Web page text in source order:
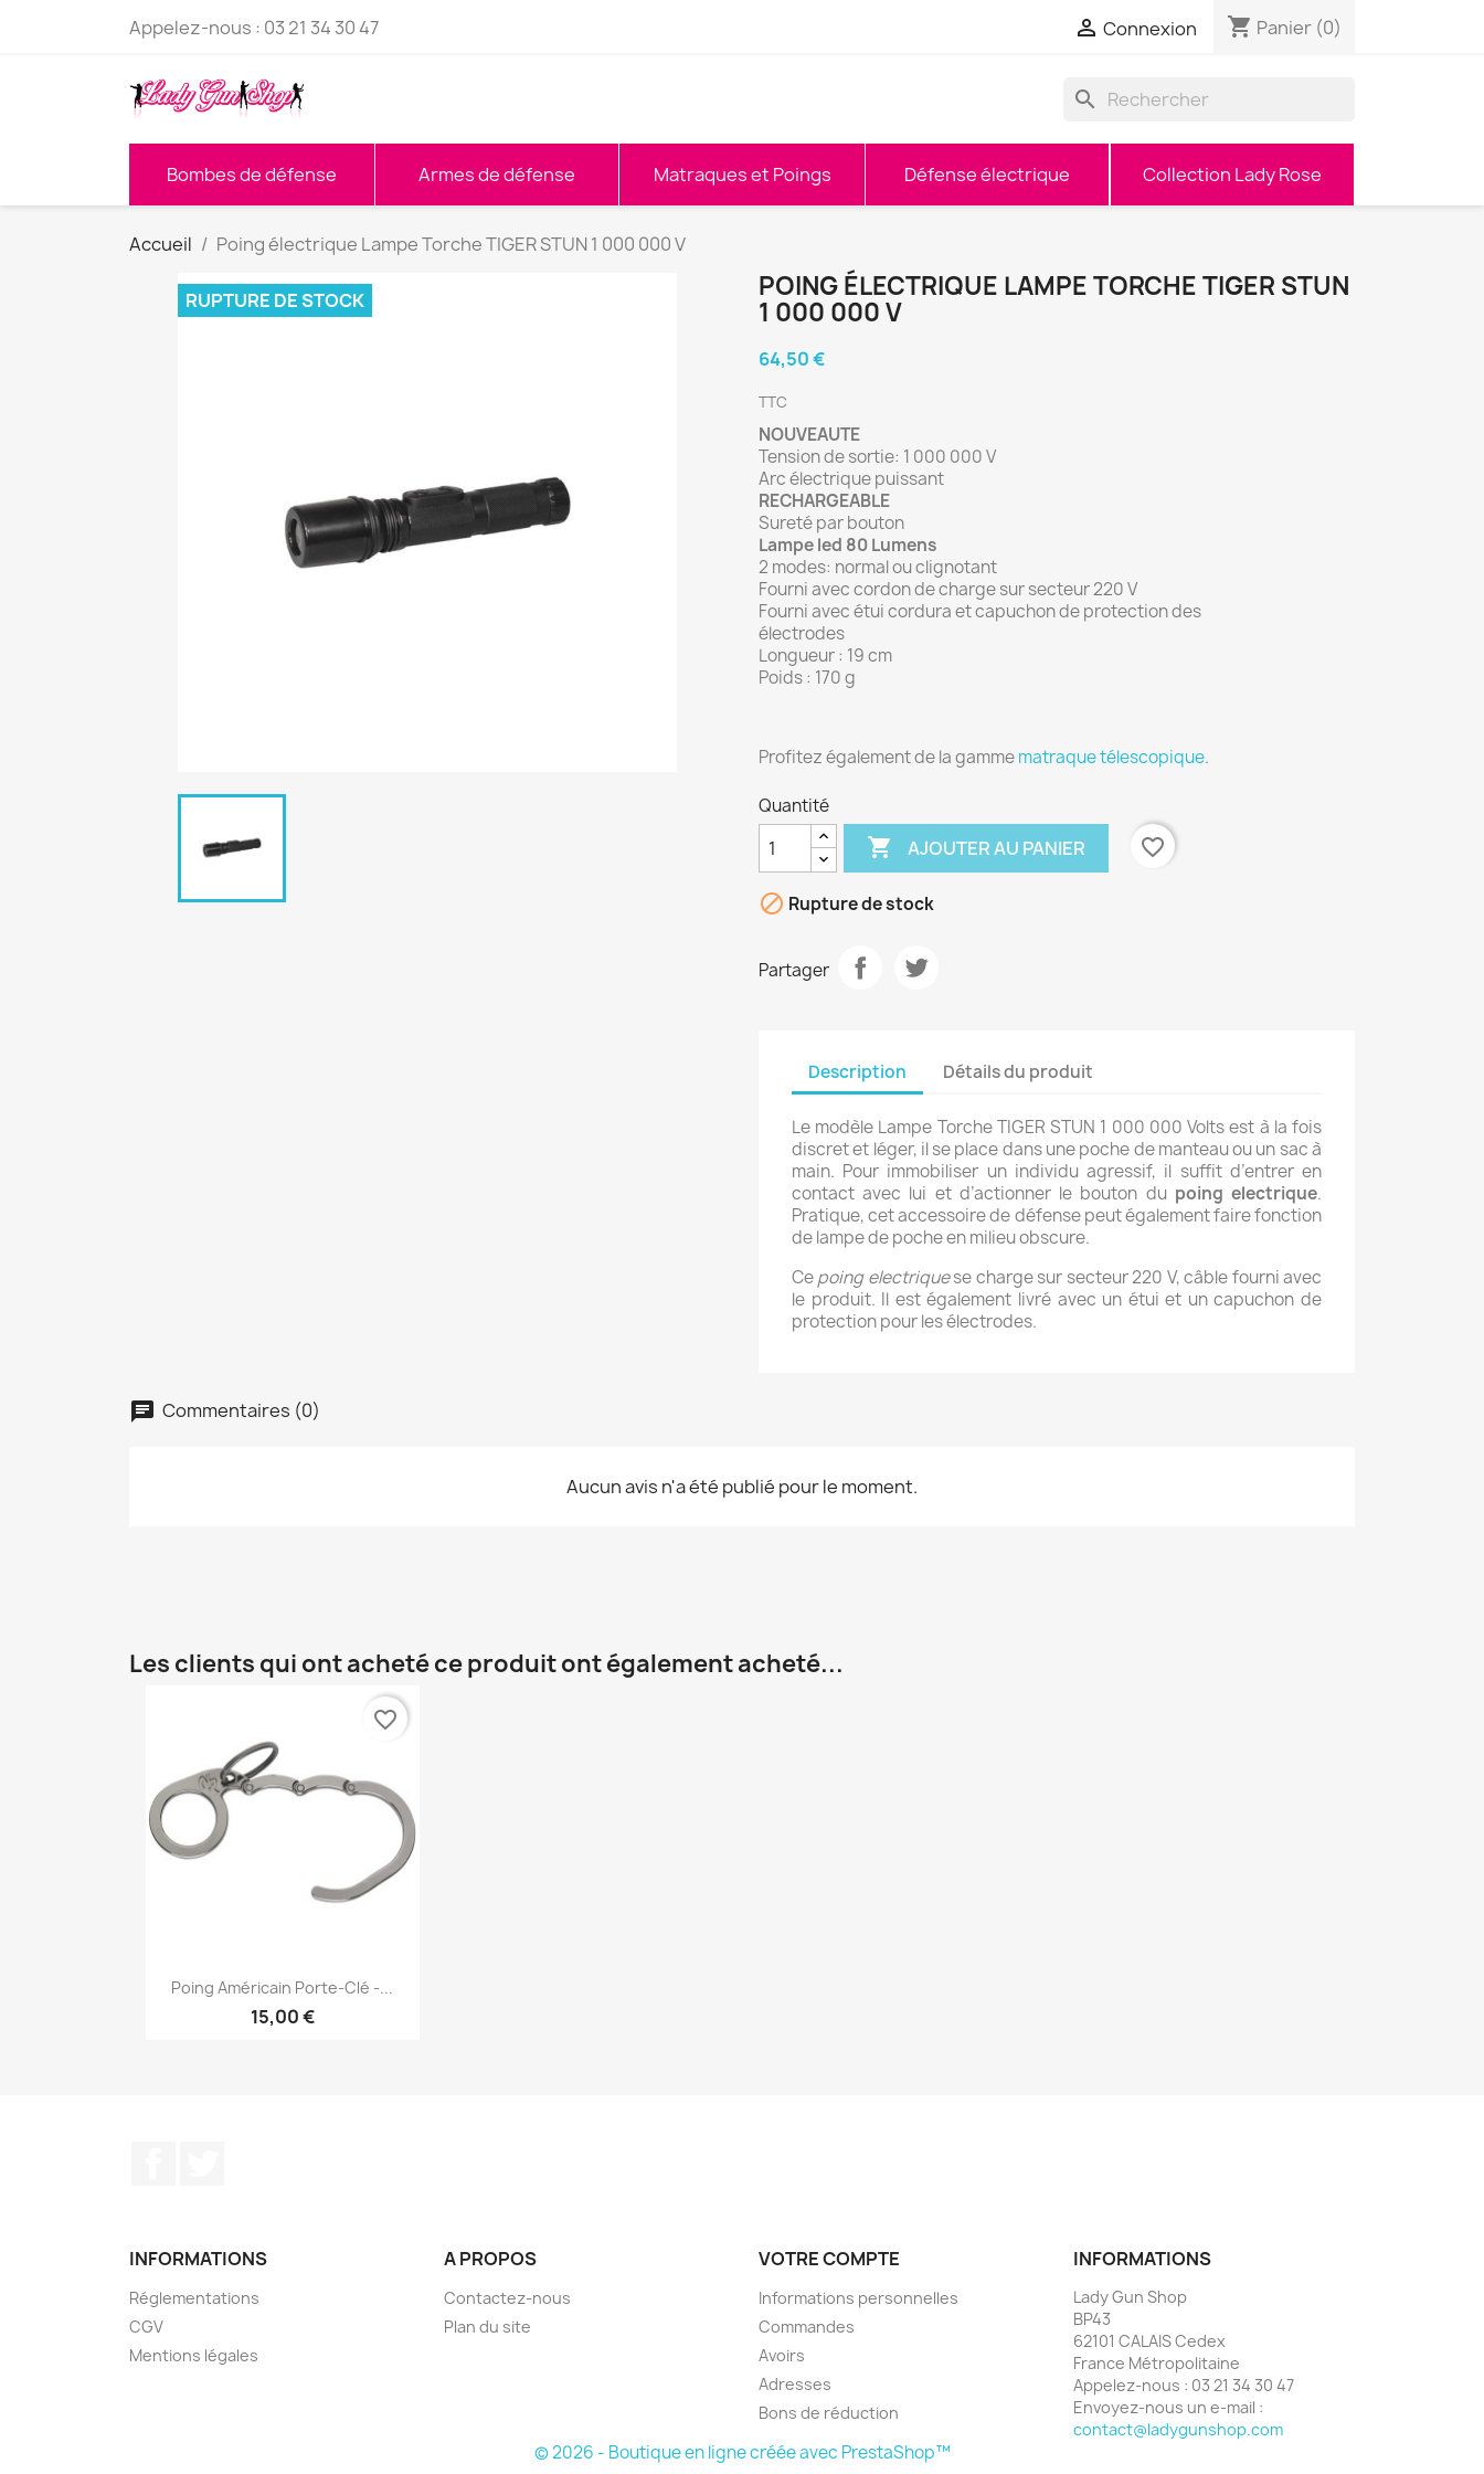
Appelez-nous : 03 21 34 30 47  Connexion shopping_cart Panier (0)
search
Bombes de défense Armes de défense Matraques et Poings Défense électrique Collection Lady Rose
Accueil Poing électrique Lampe Torche TIGER STUN 1 000 000 V
RUPTURE DE STOCK
POING ÉLECTRIQUE LAMPE TORCHE TIGER STUN
1 000 000 V
64,50 €
TTC
NOUVEAUTE
Tension de sortie: 1 000 000 V
Arc électrique puissant
RECHARGEABLE
Sureté par bouton
Lampe led 80 Lumens
2 modes: normal ou clignotant
Fourni avec cordon de charge sur secteur 220 V
Fourni avec étui cordura etcapuchon de protection des
électrodes
Longueur : 19 cm
Poids : 170 g
Profitez également de la gammematraque télescopique.
Quantité
 AJOUTER AU PANIER favorite_border
 Rupture de stock
Partager
Description Détails du produit
Le modèle Lampe Torche TIGER STUN 1 000 000 Volts est à la fois
discret et léger, il se place dans une poche de manteau ou un sac à
main. Pour immobiliser un individu agressif, il suffit d’entrer en
contact avec lui et d’actionner le bouton du poing electrique.
Pratique, cet accessoire de défense peut également faire fonction
de lampe de poche en milieu obscure.
Cepoing electriquese charge sur secteur 220 V, câble fourni avec
le produit. Il est également livré avec un étui et un capuchon de
protection pour les électrodes.
Commentaires (0)
Aucun avis n'a été publié pour le moment.
Les clients qui ont acheté ce produit ont également acheté...
Aperçu rapide
Poing Américain Porte-Clé -...
15,00 €
favorite_border
INFORMATIONS
Réglementations
CGV
Mentions légales
A PROPOS
Contactez-nous
Plan du site
VOTRE COMPTE
Informations personnelles
Commandes
Avoirs
Adresses
Bons de réduction
INFORMATIONS
Lady Gun Shop
BP43
62101 CALAIS Cedex
France Métropolitaine
Appelez-nous : 03 21 34 30 47
Envoyez-nous un e-mail :
contact@ladygunshop.com
© 2026 - Boutique en ligne créée avec PrestaShop™